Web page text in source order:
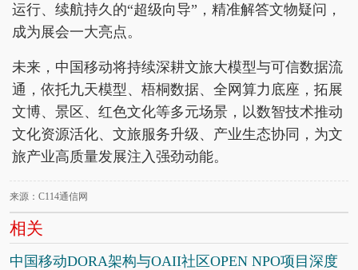
运行、续航持久的“超级向导”，精准解答文物疑问，
成为展会一大亮点。
未来，中国移动将持续深耕文旅大模型与可信数据流
通，依托九天模型、梧桐数据、全网算力底座，拓展
文博、景区、红色文化等多元场景，以数智技术推动
文化资源活化、文旅服务升级、产业生态协同，为文
旅产业高质量发展注入强劲动能。
来源：C114通信网
相关
中国移动DORA架构与OAII社区OPEN NPO项目深度